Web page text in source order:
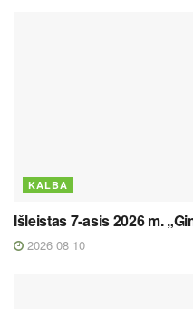
KALBA
Išleistas 7-asis 2026 m.
2026 08 10